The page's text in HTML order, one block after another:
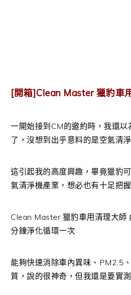
[開箱]Clean Master 獵豹車
一開始接到CM的邀約時，我還
了，沒想到出乎意料的是空氣清
這引起我的高度興趣，畢竟獵豹
氣清淨機產業，想必也有十足把握
Clean Master 獵豹車用清理大師
分鐘淨化循環一次
能夠快速消除車內異味、PM2.5
質，說的很神奇，但我還是要實